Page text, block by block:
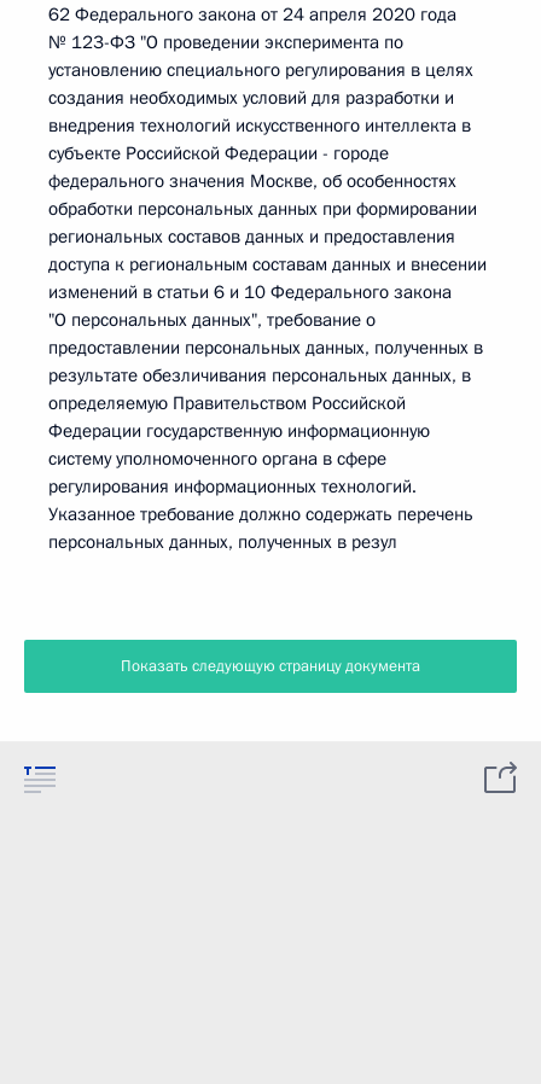
62 Федерального закона от 24 апреля 2020 года
№ 123-ФЗ "О проведении эксперимента по
установлению специального регулирования в целях
создания необходимых условий для разработки и
внедрения технологий искусственного интеллекта в
субъекте Российской Федерации - городе
федерального значения Москве, об особенностях
обработки персональных данных при формировании
региональных составов данных и предоставления
доступа к региональным составам данных и внесении
изменений в статьи 6 и 10 Федерального закона
"О персональных данных", требование о
предоставлении персональных данных, полученных в
результате обезличивания персональных данных, в
определяемую Правительством Российской
Федерации государственную информационную
систему уполномоченного органа в сфере
регулирования информационных технологий.
Указанное требование должно содержать перечень
персональных данных, полученных в резул
Показать следующую страницу документа